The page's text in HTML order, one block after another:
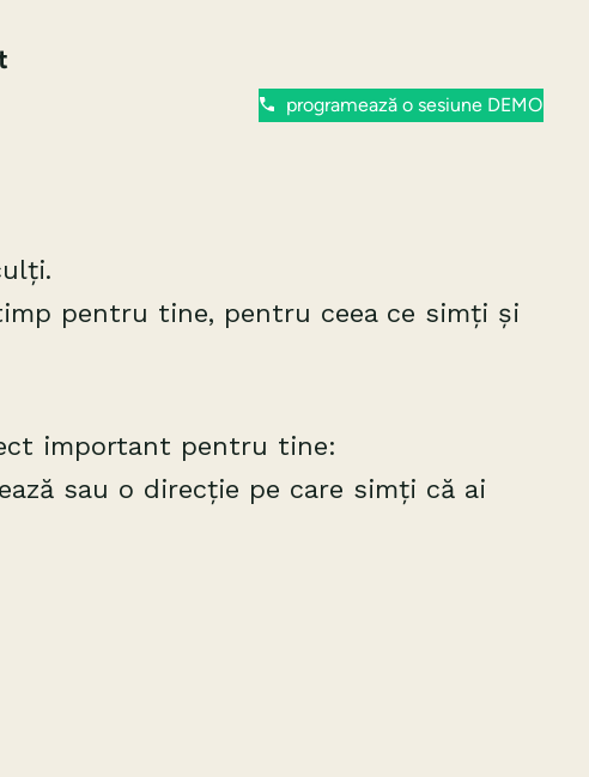
programează o sesiune DEMO
pentru tine, pentru ceea ce simți și
important pentru tine:
sau o direcție pe care simți că ai